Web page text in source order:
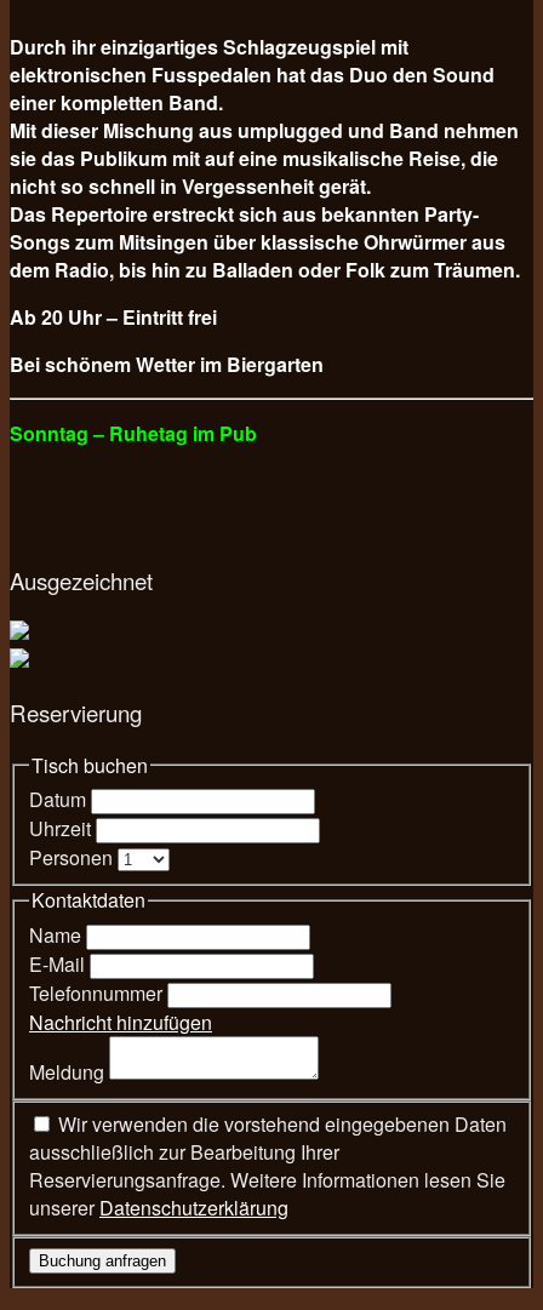
Durch ihr einzigartiges Schlagzeugspiel mit
elektronischen Fusspedalen hat das Duo den Sound
einer kompletten Band.
Mit dieser Mischung aus umplugged und Band nehmen
sie das Publikum mit auf eine musikalische Reise, die
nicht so schnell in Vergessenheit gerät.
Das Repertoire erstreckt sich aus bekannten Party-
Songs zum Mitsingen über klassische Ohrwürmer aus
dem Radio, bis hin zu Balladen oder Folk zum Träumen.
Ab 20 Uhr – Eintritt frei
Bei schönem Wetter im Biergarten
Sonntag – Ruhetag im Pub
Ausgezeichnet
Reservierung
Tisch buchen
Datum
Uhrzeit
Personen
Kontaktdaten
Name
E-Mail
Telefonnummer
Nachricht hinzufügen
Meldung
ausschließlich zur Bearbeitung Ihrer
Reservierungsanfrage. Weitere Informationen lesen Sie
unsererDatenschutzerklärung
Buchung anfragen